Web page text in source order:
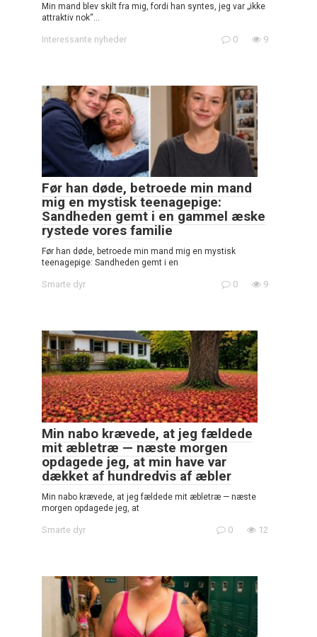
Min mand blev skilt fra mig, fordi han syntes, jeg var „ikke
attraktiv nok“…
Interessante nyheder 0 9
Før han døde, betroede min mand
mig en mystisk teenagepige:
Sandheden gemt i en gammel æske
rystede vores familie
Før han døde, betroede min mand mig en mystisk
teenagepige: Sandheden gemt i en
Smarte dyr 0 9
Min nabo krævede, at jeg fældede
mit æbletræ — næste morgen
opdagede jeg, at min have var
dækket af hundredvis af æbler
Min nabo krævede, at jeg fældede mit æbletræ — næste
morgen opdagede jeg, at
Smarte dyr 0 12